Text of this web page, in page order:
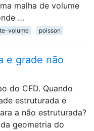
malha de volume
…
volume poisson
e grade não
do CFD. Quando
estruturada e
a não estruturada?
geometria do